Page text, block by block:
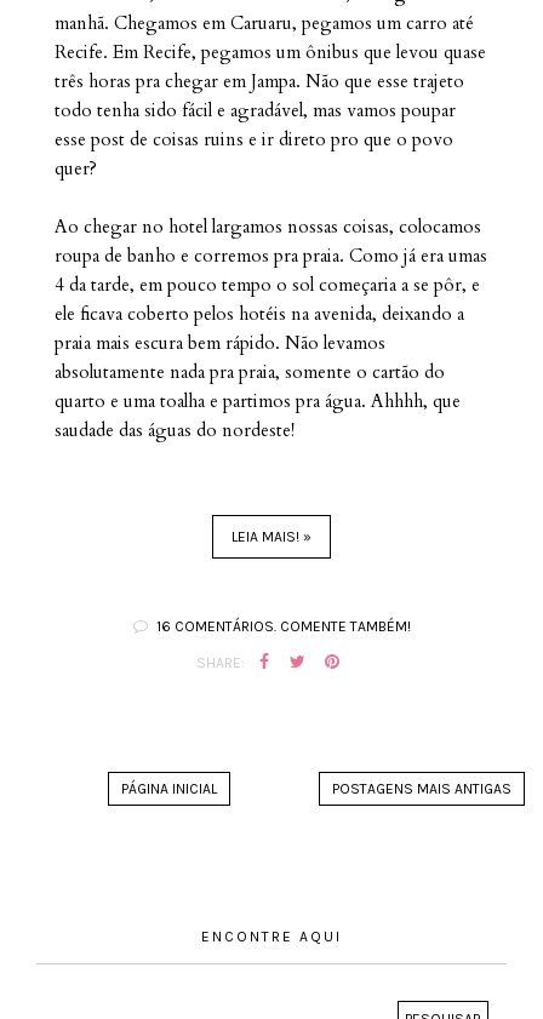
manhã. Chegamos em Caruaru, pegamos um carro até
Recife. Em Recife, pegamos um ônibus que levou quase
três horas pra chegar em Jampa. Não que esse trajeto
todo tenha sido fácil e agradável, mas vamos poupar
esse post de coisas ruins e ir direto pro que o povo
quer?
Ao chegar no hotel largamos nossas coisas, colocamos
roupa de banho e corremos pra praia. Como já era umas
4 da tarde, em pouco tempo o sol começaria a se pôr, e
ele ficava coberto pelos hotéis na avenida, deixando a
praia mais escura bem rápido. Não levamos
absolutamente nada pra praia, somente o cartão do
quarto e uma toalha e partimos pra água. Ahhhh, que
saudade das águas do nordeste!
LEIA MAIS! »
16 COMENTÁRIOS. COMENTE TAMBÉM!
SHARE:
POSTAGENS MAIS ANTIGAS
PÁGINA INICIAL
ENCONTRE AQUI